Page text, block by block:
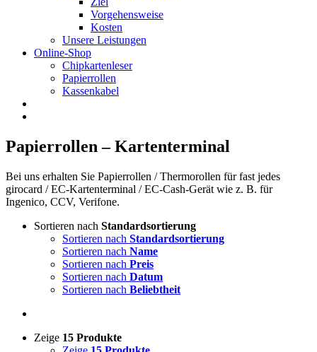
Vorgehensweise
Kosten
Unsere Leistungen
Online-Shop
Chipkartenleser
Papierrollen
Kassenkabel
Papierrollen – Kartenterminal
Bei uns erhalten Sie Papierrollen / Thermorollen für fast jedes
girocard / EC-Kartenterminal / EC-Cash-Gerät wie z. B. für
Ingenico, CCV, Verifone.
Sortieren nach Standardsortierung
Sortieren nach Standardsortierung
Sortieren nach Name
Sortieren nach Preis
Sortieren nach Datum
Sortieren nach Beliebtheit
Zeige 15 Produkte